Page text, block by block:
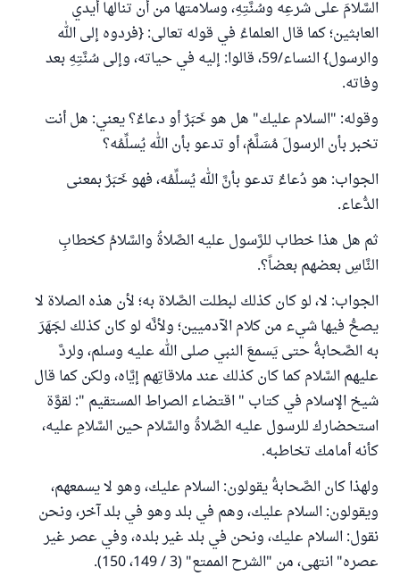
السَّلامَ على شرعِه وسُنَّتِهِ، وسلامتها من أن تنالها أيدي
العابثين؛ كما قال العلماءُ في قوله تعالى: {فردوه إلى الله
والرسول} النساء/59، قالوا: إليه في حياته، وإلى سُنَّتِهِ بعد
وفاته.
وقوله: "السلام عليك" هل هو خَبَرٌ أو دعاءٌ؟ يعني: هل أنت
تخبر بأن الرسولَ مُسَلَّمٌ، أو تدعو بأن الله يُسلِّمُه؟
الجواب: هو دُعاءٌ تدعو بأنَّ الله يُسلِّمُه، فهو خَبَرٌ بمعنى
الدُّعاء.
ثم هل هذا خطاب للرَّسول عليه الصَّلاةُ والسَّلامُ كخطابِ
النَّاسِ بعضهم بعضاً؟.
الجواب: لا، لو كان كذلك لبطلت الصَّلاة به؛ لأن هذه الصلاة لا
يصحُّ فيها شيء من كلام الآدميين؛ ولأنَّه لو كان كذلك لجَهَرَ
به الصَّحابةُ حتى يَسمعَ النبي صلى الله عليه وسلم، ولردَّ
عليهم السَّلام كما كان كذلك عند ملاقاتِهم إيَّاه، ولكن كما قال
شيخ الإسلام في كتاب " اقتضاء الصراط المستقيم ": لقوَّة
استحضارك للرسول عليه الصَّلاةُ والسَّلام حين السَّلامِ عليه،
كأنه أمامك تخاطبه.
ولهذا كان الصَّحابةُ يقولون: السلام عليك، وهو لا يسمعهم،
ويقولون: السلام عليك، وهم في بلد وهو في بلد آخر، ونحن
نقول: السلام عليك، ونحن في بلد غير بلده، وفي عصر غير
عصره" انتهى، من "الشرح الممتع" (3 / 149، 150).